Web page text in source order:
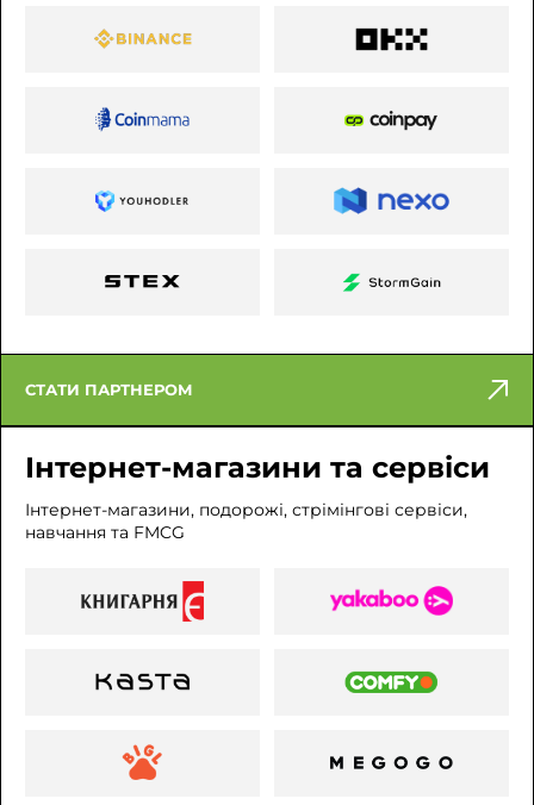
СТАТИ ПАРТНЕРОМ
Інтернет-магазини та сервіси
Інтернет-магазини, подорожі, стрімінгові сервіси,
навчання та FMCG